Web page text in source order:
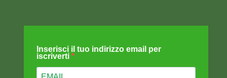
Inserisci il tuo indirizzo email per
iscriverti